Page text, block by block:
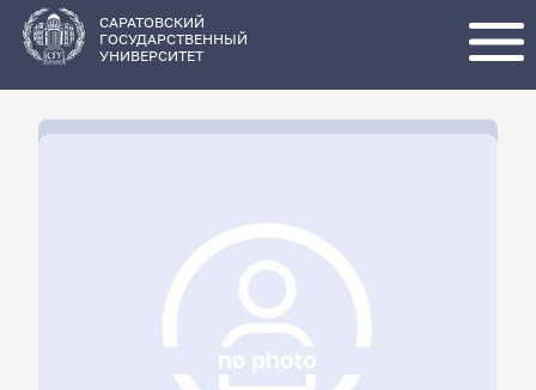
основному
содержанию
САРАТОВСКИЙ
ГОСУДАРСТВЕННЫЙ
УНИВЕРСИТЕТ